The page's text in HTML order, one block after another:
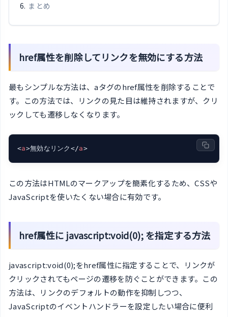
まとめ
href属性を削除してリンクを無効にする方法
最もシンプルな方法は、aタグのhref属性を削除することで
す。この方法では、リンクの見た目は維持されますが、クリ
ックしても遷移しなくなります。
<a>無効なリンク </a>
この方法はHTMLのマークアップを簡素化するため、CSSや
JavaScriptを使いたくない場合に有効です。
href属性に javascript:void(0); を指定する方法
javascript:void(0);をhref属性に指定することで、リンクが
クリックされてもページの遷移を防ぐことができます。この
方法は、リンクのデフォルトの動作を抑制しつつ、
JavaScriptのイベントハンドラーを設定したい場合に便利